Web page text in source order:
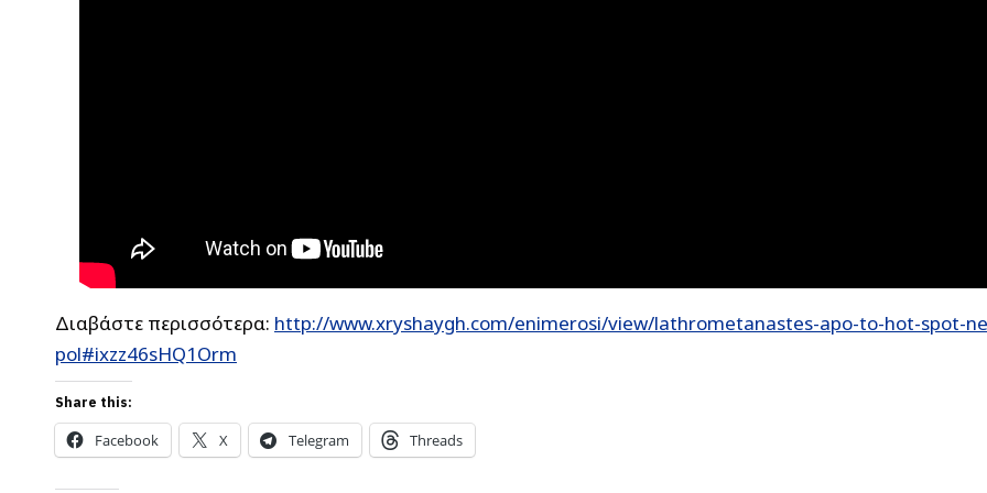
Διαβάστε περισσότερα: http://www.xryshaygh.com/enimerosi/view/lathrometanastes-apo-to-hot-spot-
pol#ixzz46sHQ1Orm
Share this:
Facebook X Telegram Threads